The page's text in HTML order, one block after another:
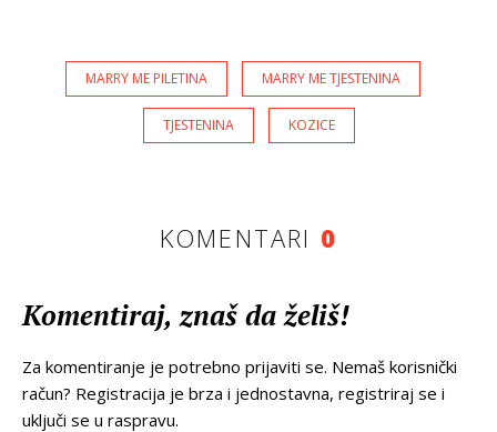
MARRY ME PILETINA MARRY ME TJESTENINA
TJESTENINA KOZICE
KOMENTARI 0
Komentiraj, znaš da želiš!
Za komentiranje je potrebno prijaviti se. Nemaš korisnički
račun? Registracija je brza i jednostavna, registriraj se i
uključi se u raspravu.